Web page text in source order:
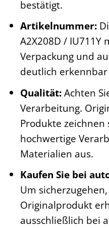
bestätigt.
Artikelnummer:
A2X208D / IU711Y
Verpackung und
deutlich erkennbar
Qualität:Achten
Verarbeitung.
Produkte zeichnen
hochwertige
Materialien aus.
Kaufen Sie bei
Um
Originalprodukt
ausschließlich bei